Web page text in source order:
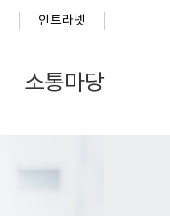
인트라넷
소통마당